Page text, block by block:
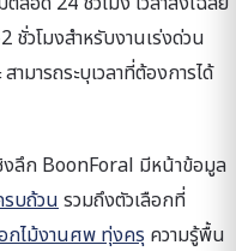
ชั่วโมงสำหรับงานเร่งด่วน
ามารถระบุเวลาที่ต้องการได้
ลึก BoonForal มีหน้าข้อมูล
บถ้วนรวมถึงตัวเลือกที่
กไม้งานศพ ทุ่งครุ ความรู้พื้น